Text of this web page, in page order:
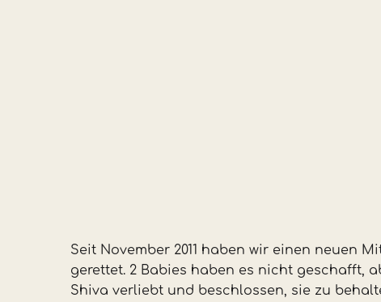
Seit November 2011 haben wir einen neuen
gerettet. 2 Babies haben es nicht geschafft,
Shiva verliebt und beschlossen, sie zu